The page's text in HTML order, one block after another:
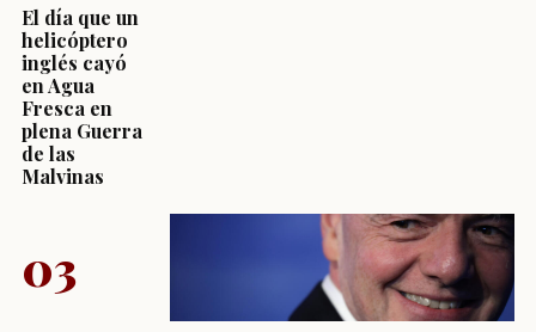
El día que un
helicóptero
inglés cayó
en Agua
Fresca en
plena Guerra
de las
Malvinas
03